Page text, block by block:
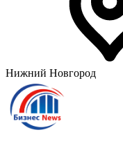
Нижний Новгород